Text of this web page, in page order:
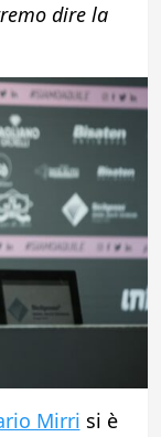
dire la
Mirri si è